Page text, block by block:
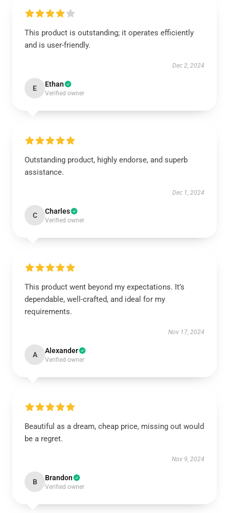
This product is outstanding; it operates efficiently
and is user-friendly.
Dec 2, 2024
E Ethan
Verified owner
Outstanding product, highly endorse, and superb
assistance.
Dec 1, 2024
C Charles
Verified owner
This product went beyond my expectations. It’s
dependable, well-crafted, and ideal for my
requirements.
Nov 17, 2024
A Alexander
Verified owner
Beautiful as a dream, cheap price, missing out would
be a regret.
Nov 9, 2024
B Brandon
Verified owner